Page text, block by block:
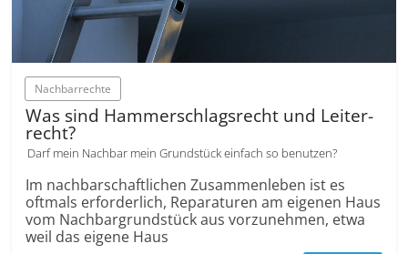
Nachbarrechte
Was sind Hammer­­schlags­recht und Leiter­
recht?
Darf mein Nachbar mein Grundstück einfach so benutzen?
Im nachbar­schaftlichen Zusammen­leben ist es
oftmals erforderlich, Reparaturen am eigenen Haus
vom Nachbar­grundstück aus vorzunehmen, etwa
weil das eigene Haus